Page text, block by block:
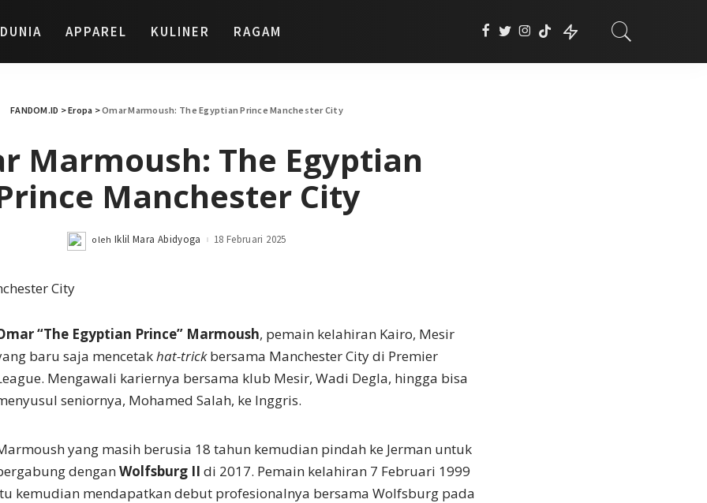
DUNIA APPAREL KULINER RAGAM
FANDOM.ID >Eropa >Omar Marmoush: The Egyptian Prince Manchester City
Marmoush: The Egyptian
Manchester City
Posted
oleh Iklil Mara Abidyoga 18 Februari 2025
“The Egyptian Prince” Marmoush, pemain kelahiran Kairo, Mesir
baru saja mencetakhat-trickbersama Manchester City di Premier
Mengawali kariernya bersama klub Mesir, Wadi Degla, hingga bisa
seniornya, Mohamed Salah, ke Inggris.
yang masih berusia 18 tahun kemudian pindah ke Jerman untuk
denganWolfsburg II di 2017. Pemain kelahiran 7 Februari 1999
kemudian mendapatkan debut profesionalnya bersama Wolfsburg pada